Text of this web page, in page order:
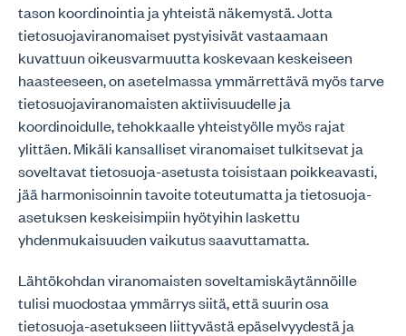
tason koordinointia ja yhteistä näkemystä. Jotta
tietosuojaviranomaiset pystyisivät vastaamaan
kuvattuun oikeusvarmuutta koskevaan keskeiseen
haasteeseen, on asetelmassa ymmärrettävä myös tarve
tietosuojaviranomaisten aktiivisuudelle ja
koordinoidulle, tehokkaalle yhteistyölle myös rajat
ylittäen. Mikäli kansalliset viranomaiset tulkitsevat ja
soveltavat tietosuoja-asetusta toisistaan poikkeavasti,
jää harmonisoinnin tavoite toteutumatta ja tietosuoja-
asetuksen keskeisimpiin hyötyihin laskettu
yhdenmukaisuuden vaikutus saavuttamatta.
Lähtökohdan viranomaisten soveltamiskäytännöille
tulisi muodostaa ymmärrys siitä, että suurin osa
tietosuoja-asetukseen liittyvästä epäselvyydestä ja